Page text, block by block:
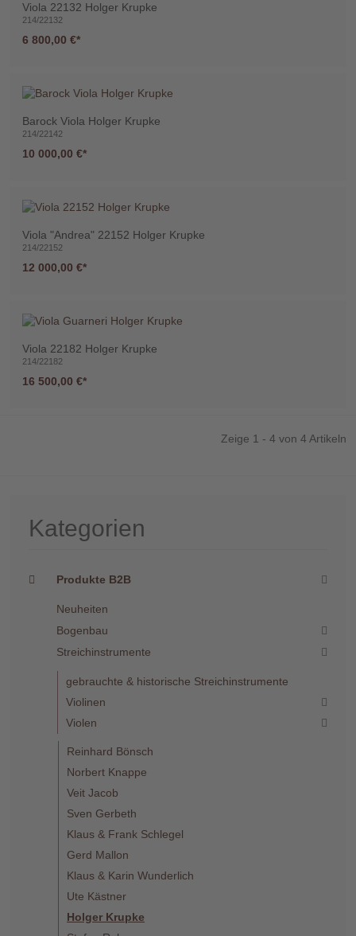
Warenkorb
(0)
Suche
Benutzer-
Telefon
+49
(0)37422
2341
Kategorien
Produkte B2B
Neuheiten
Bogenbau
Streichinstrumente
gebrauchte & historische Streichinstrumente
Violinen
Violen
Reinhard Bönsch
Norbert Knappe
Veit Jacob
Sven Gerbeth
Klaus & Frank Schlegel
Gerd Mallon
Klaus & Karin Wunderlich
Ute Kästner
Holger Krupke
Viola 22132 Holger Krupke
214/22132
6 800,00 €
Barock Viola Holger Krupke
214/22142
10 000,00 €
Viola "Andrea" 22152 Holger Krupke
214/22152
12 000,00 €
Viola 22182 Holger Krupke
214/22182
16 500,00 €
Zeige 1 - 4 von 4 Artikeln